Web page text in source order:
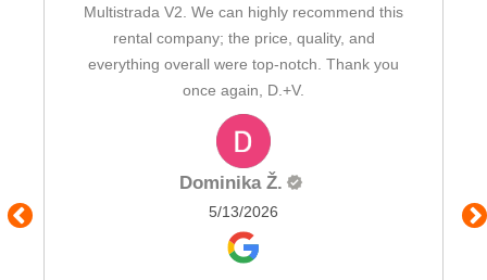
Multistrada V2. We can highly recommend this
rental company; the price, quality, and
everything overall were top-notch. Thank you
once again, D.+V.
Dominika Ž.
5/13/2026